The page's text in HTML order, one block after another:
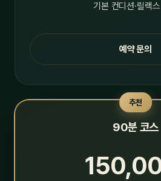
기본 컨디션·릴랙
예약 문의
추천
90분 코스